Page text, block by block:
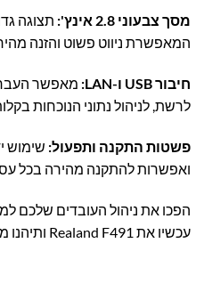
מסך צבעוני 2.8 אינץ':
תצוגה
המאפשרת ניווט פשוט והזנה
חיבור USB ו-LAN:
מאפשר
לרשת, לניהול נתוני הנוכחות
פשטות התקנה ותפעול: שימוש
ואפשרות להתקנה מהירה בכל
הפכו את ניהול העובדים שלכם
עכשיו את Realand F491 ותיהנו משעון נוכחות אמין, חכם ומדויק!